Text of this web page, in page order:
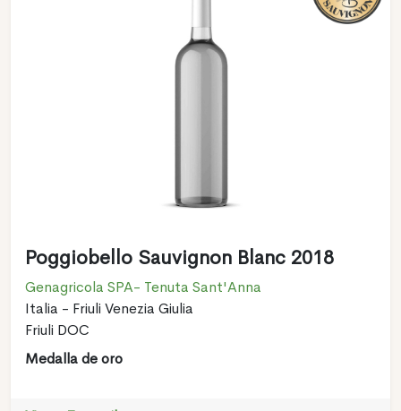
Poggiobello Sauvignon Blanc 2018
Genagricola SPA- Tenuta Sant'Anna
Italia - Friuli Venezia Giulia
Friuli DOC
Medalla de oro